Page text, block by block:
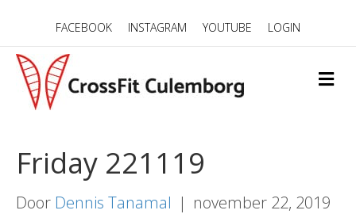
FACEBOOK INSTAGRAM YOUTUBE LOGIN
M
E
Friday 221119
Door Dennis Tanamal | november 22, 2019